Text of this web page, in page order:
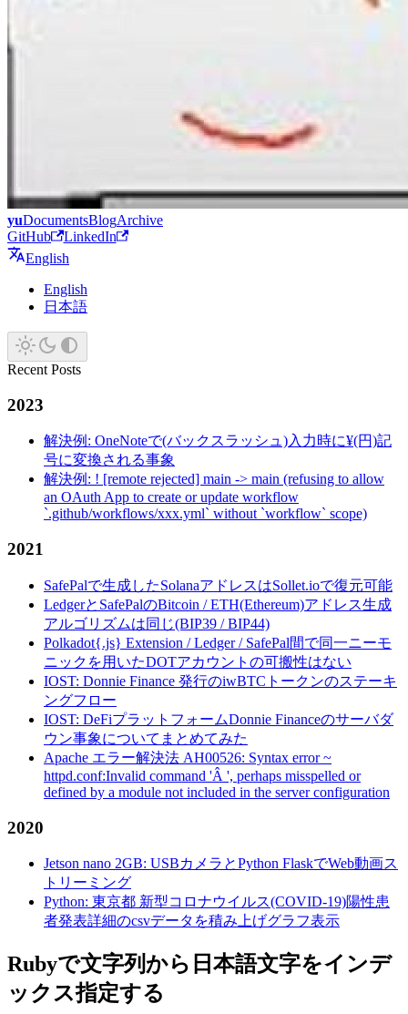
yuDocumentsBlogArchive
GitHub
LinkedIn
English
English
日本語
Recent Posts
2023
解決例: OneNoteで(バックスラッシュ)入力時に¥(円)記
号に変換される事象
解決例: ! [remote rejected] main -> main (refusing to allow
an OAuth App to create or update workflow
`.github/workflows/xxx.yml` without `workflow` scope)
2021
SafePalで生成したSolanaアドレスはSollet.ioで復元可能
LedgerとSafePalのBitcoin / ETH(Ethereum)アドレス生成
アルゴリズムは同じ(BIP39 / BIP44)
Polkadot{.js} Extension / Ledger / SafePal間で同一ニーモ
ニックを用いたDOTアカウントの可搬性はない
IOST: Donnie Finance 発行のiwBTCトークンのステーキ
ングフロー
IOST: DeFiプラットフォームDonnie Financeのサーバダ
ウン事象についてまとめてみた
Apache エラー解決法 AH00526: Syntax error ~
httpd.conf:Invalid command 'Â ', perhaps misspelled or
defined by a module not included in the server configuration
2020
Jetson nano 2GB: USBカメラとPython FlaskでWeb動画ス
トリーミング
Python: 東京都 新型コロナウイルス(COVID-19)陽性患
者発表詳細のcsvデータを積み上げグラフ表示
Rubyで文字列から日本語文字をインデ
ックス指定する